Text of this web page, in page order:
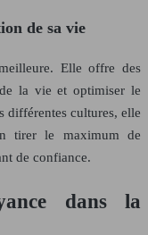
de sa vie
Elle offre des
la vie et optimiser le
différentes cultures, elle
tirer le maximum de
de confiance.
dans la